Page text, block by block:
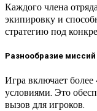
Каждого члена
экипировку и
стратегию под
Разнообразие миссий
Игра включает
условиями. Это
вызов для игроков.